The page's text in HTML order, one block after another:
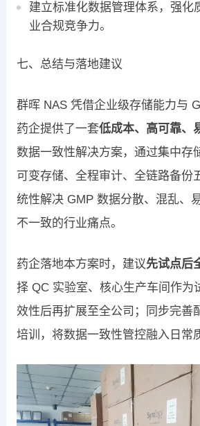
建立标准化数据管理体系，强化
业合规竞争力。
七、总结与落地建议
群晖 NAS 凭借企业级存储能力与
药企提供了一套低成本、高可靠、
数据一致性解决方案，通过集中存
可变存储、全程审计、全链路备份
统性解决 GMP 数据分散、混乱、
不一致的行业痛点。
药企落地本方案时，建议先试点后
择 QC 实验室、核心生产车间作为
效性后再扩展至全公司；同步完善
培训，将数据一致性管控融入日常